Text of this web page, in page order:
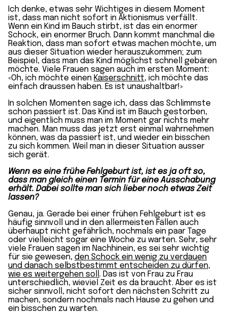
Ich denke, etwas sehr Wichtiges in diesem Moment
ist, dass man nicht sofort in Aktionismus verfällt.
Wenn ein Kind im Bauch stirbt, ist das ein enormer
Schock, ein enormer Bruch. Dann kommt manchmal die
Reaktion, dass man sofort etwas machen möchte, um
aus dieser Situation wieder herauszukommen; zum
Beispiel, dass man das Kind möglichst schnell gebären
möchte. Viele Frauen sagen auch im ersten Moment:
«Oh, ich möchte einen Kaiserschnitt, ich möchte das
einfach draussen haben. Es ist unaushaltbar!»
In solchen Momenten sage ich, dass das Schlimmste
schon passiert ist. Das Kind ist im Bauch gestorben,
und eigentlich muss man im Moment gar nichts mehr
machen. Man muss das jetzt erst einmal wahrnehmen
können, was da passiert ist, und wieder ein bisschen
zu sich kommen. Weil man in dieser Situation ausser
sich gerät.
Wenn es eine frühe Fehlgeburt ist, ist es ja oft so,
dass man gleich einen Termin für eine Ausschabung
erhält. Dabei sollte man sich lieber noch etwas Zeit
lassen?
Genau, ja. Gerade bei einer frühen Fehlgeburt ist es
häufig sinnvoll und in den allermeisten Fällen auch
überhaupt nicht gefährlich, nochmals ein paar Tage
oder vielleicht sogar eine Woche zu warten. Sehr, sehr
viele Frauen sagen im Nachhinein, es sei sehr wichtig
für sie gewesen, den Schock ein wenig zu verdauen
und danach selbstbestimmt entscheiden zu dürfen,
wie es weitergehen soll. Das ist von Frau zu Frau
unterschiedlich, wieviel Zeit es da braucht. Aber es ist
sicher sinnvoll, nicht sofort den nächsten Schritt zu
machen, sondern nochmals nach Hause zu gehen und
ein bisschen zu warten.